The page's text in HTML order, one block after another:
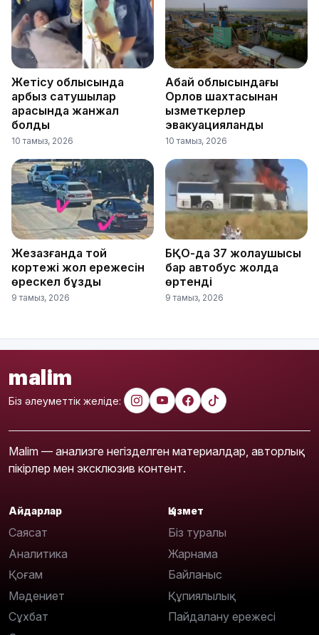
Жетісу облысында
қарбыз сатушылар
арасында жанжал
болды
10 тамыз, 2026
Абай облысындағы
Орлов шахтасынан
қызметкерлер
эвакуацияланды
10 тамыз, 2026
Жезқазғанда той
кортежі жол ережесін
өрескел бұзды
9 тамыз, 2026
БҚО-да 37 жолаушысы
бар автобус жолда
өртенді
9 тамыз, 2026
malim
Біз әлеуметтік желіде:
Malim — анализге негізделген материалдар, авторлық
пікірлер мен эксклюзив контент.
Айдарлар
Саясат
Аналитика
Қоғам
Мәдениет
Сұхбат
Қызмет
Біз туралы
Жарнама
Байланыс
Құпиялылық
Пайдалану ережесі